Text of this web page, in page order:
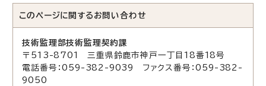
このページに関する お問い合わせ
技術監理部技術監理契約課
〒513-8701 三重県鈴鹿市神戸一丁目18番18号
電話番号：059-382-9039 ファクス番号：059-382-
9050